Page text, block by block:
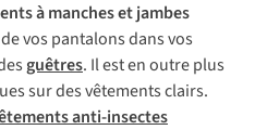
à manches et jambes
vos pantalons dans vos
guêtres. Il est en outre plus
sur des vêtements clairs.
anti-insectes